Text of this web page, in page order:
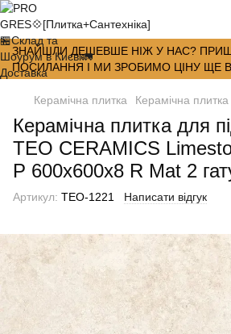
ЗНАЙШЛИ ДЕШЕВШЕ НІЖ У НАС?
ПОСИЛАННЯ І МИ ЗРОБИМО ЦІНУ ЩЕ
Керамічна плитка Керамічна
Керамічна плитка для
TEO CERAMICS
P 600x600x8 R Mat 2
Артикул: ТЕО-1221 Написати відгук